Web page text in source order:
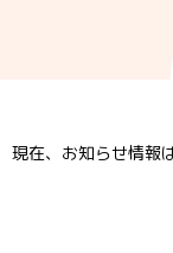
現在、お知らせ情報